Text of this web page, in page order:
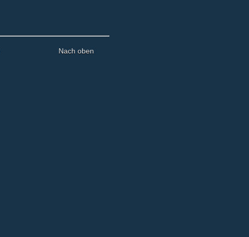
Nach oben